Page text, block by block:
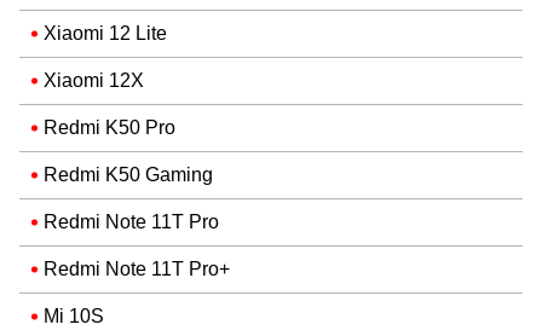
Xiaomi 12 Lite
Xiaomi 12X
Redmi K50 Pro
Redmi K50 Gaming
Redmi Note 11T Pro
Redmi Note 11T Pro+
Mi 10S